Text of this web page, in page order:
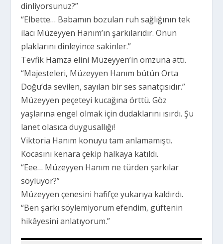
dinliyorsunuz?”
“Elbette… Babamın bozulan ruh sağlığının tek
ilacı Müzeyyen Hanım’ın şarkılarıdır. Onun
plaklarını dinleyince sakinler.”
Tevfik Hamza elini Müzeyyen’in omzuna attı.
“Majesteleri, Müzeyyen Hanım bütün Orta
Doğu’da sevilen, sayılan bir ses sanatçısıdır.”
Müzeyyen peçeteyi kucağına örttü. Göz
yaşlarına engel olmak için dudaklarını ısırdı. Şu
lanet olasıca duygusallığı!
Viktoria Hanım konuyu tam anlamamıştı.
Kocasını kenara çekip halkaya katıldı.
“Eee… Müzeyyen Hanım ne türden şarkılar
söylüyor?”
Müzeyyen çenesini hafifçe yukarıya kaldırdı.
“Ben şarkı söylemiyorum efendim, güftenin
hikâyesini anlatıyorum.”